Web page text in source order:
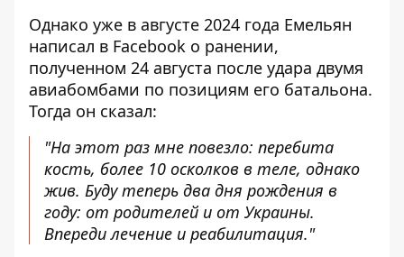
Однако уже в августе 2024 года Емельян
написал в Facebook о ранении,
полученном 24 августа после удара двумя
авиабомбами по позициям его батальона.
Тогда он сказал:
"На этот раз мне повезло: перебита
кость, более 10 осколков в теле, однако
жив. Буду теперь два дня рождения в
году: от родителей и от Украины.
Впереди лечение и реабилитация."